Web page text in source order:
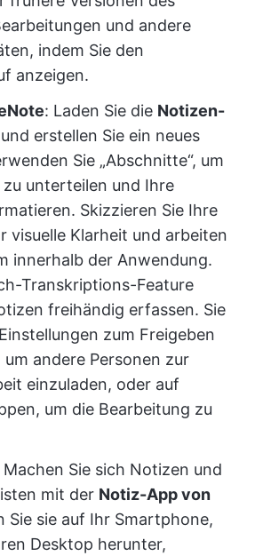
und andere
indem Sie den
anzeigen.
: Laden Sie die Notizen-
erstellen Sie ein neues
Sie „Abschnitte“, um
unterteilen und Ihre
Skizzieren Sie Ihre
visuelle Klarheit und arbeiten
innerhalb der Anwendung.
Transkriptions-Feature
freihändig erfassen. Sie
zum Freigeben
andere Personen zur
einzuladen, oder auf
um die Bearbeitung zu
Machen Sie sich Notizen und
mit der Notiz-App von
Sie sie auf Ihr Smartphone,
Desktop herunter,